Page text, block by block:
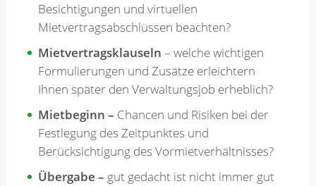
Besichtigungen und virtuellen
Mietvertragsabschlüssen beachten?
Mietvertragsklauseln – welche wichtigen
Formulierungen und Zusätze erleichtern
Ihnen später den Verwaltungsjob erheblich?
Mietbeginn – Chancen und Risiken bei der
Festlegung des Zeitpunktes und
Berücksichtigung des Vormietverhältnisses?
Übergabe – gut gedacht ist nicht immer gut